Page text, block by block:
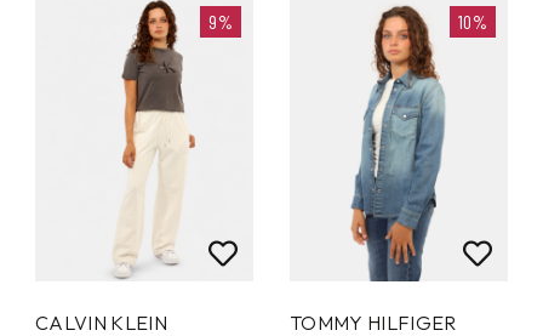
9%
CALVIN KLEIN
10%
TOMMY HILFIGER